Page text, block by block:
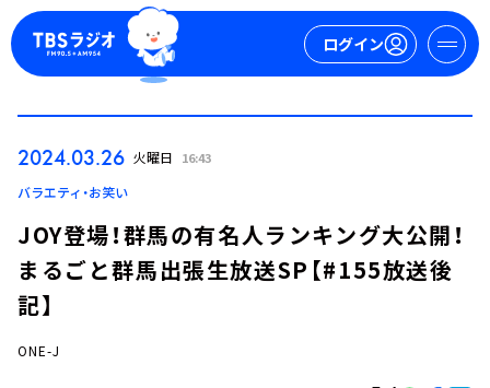
ログイン
ログイン
2024.03.26 火曜日 16:43
バラエティ・お笑い
JOY登場！群馬の有名人ランキング大公開！
まるごと群馬出張生放送SP【#155放送後
記】
ONE-J